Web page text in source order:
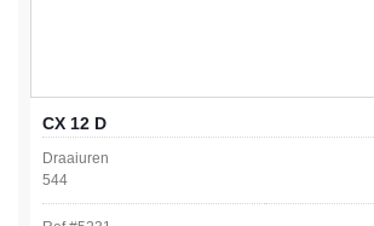
CX 12 D
Draaiuren
544